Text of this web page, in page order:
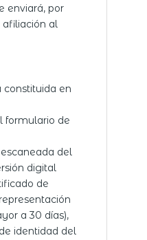
enviará, por
afiliación al
constituida en
formulario de
del
digital
de
a 30 días),
identidad del